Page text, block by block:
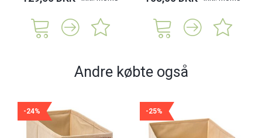
Andre købte også
-24% -25%